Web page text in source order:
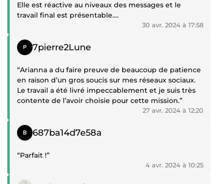
Elle est réactive au niveaux des messages et le
travail final est présentable.
Malgré tout j'ai du attendre 1 mois et demi pour que
mon site soit livré.
C'était un site vitrine, j'ai été choqué.
J'ai dû laissez tomber pas mal de choses en cours de
route pour ne pas rallonger les délais.
J'ai du répéter plusieurs fois les consignes et
envoyer les mêmes fichiers plusieurs fois.
avant de passer commande.
Les sections à propos de moi et la faq ont été copiés
J'ai été surprise pour une prestataire qui propose du
blogging (rédactions d'articles de blogs / rédaction
web) sur come up.
30 avr. 2024 à 17:58
Témoignage positif
7pierre2Lune
“Arianna a du faire preuve de beaucoup de patience
en raison d’un gros soucis sur mes réseaux sociaux.
Le travail a été livré impeccablement et je suis très
contente de l’avoir choisie pour cette mission.”
27 avr. 2024 à 12:20
Témoignage positif
687ba14d7e58a
“Parfait !”
4 avr. 2024 à 10:25